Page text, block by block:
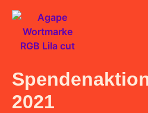
2021